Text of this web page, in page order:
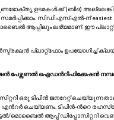
ഉടമകൾക്ക് (ബിഒ)
സമർപ്പിക്കാം. സിഡിഎസ്എൽ-ന്
ആപ്പിലും ലഭ്യമാണ്. ഈ
പ്ലാറ്റ്‍ഫോം ഉപയോഗിച്ച്
പേഴ്സണൽ ഐഡന്‍റിഫിക്കേഷൻ
ഒരു ടിപിൻ ജനറേറ്റ്
ചെയ്യണം. ടിപിൻ-ന്‍റെ
മൊബൈൽ ആപ്പ് ഡിപ്പോസിറ്ററി